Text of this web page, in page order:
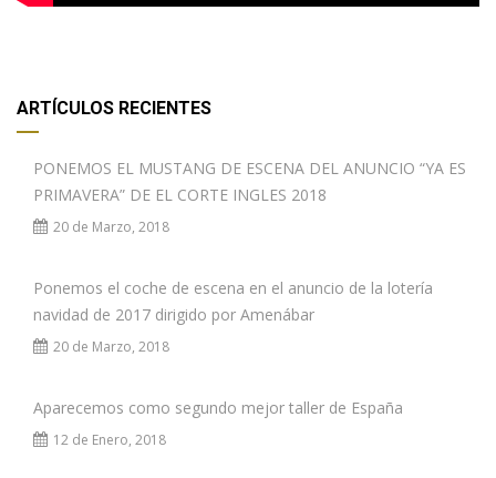
ARTÍCULOS RECIENTES
PONEMOS EL MUSTANG DE ESCENA DEL ANUNCIO “YA ES
PRIMAVERA” DE EL CORTE INGLES 2018
20 de Marzo, 2018
Ponemos el coche de escena en el anuncio de la lotería
navidad de 2017 dirigido por Amenábar
20 de Marzo, 2018
Aparecemos como segundo mejor taller de España
12 de Enero, 2018